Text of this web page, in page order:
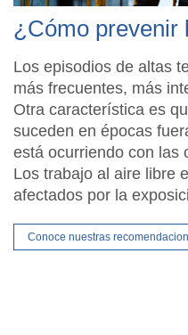
¿Cómo prevenir
Los episodios de altas
más frecuentes, más
Otra característica es
suceden en épocas
está ocurriendo con las
Los trabajo al aire libre
afectados por la
Conoce nuestras